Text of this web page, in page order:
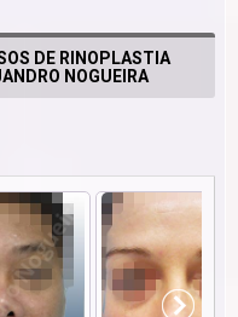
DE RINOPLASTIA
NOGUEIRA